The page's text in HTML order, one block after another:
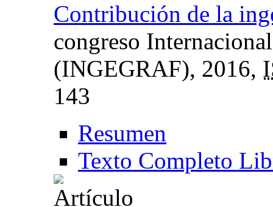
Contribución de la
congreso
(INGEGRAF), 2016,
143
Resumen
Texto Completo